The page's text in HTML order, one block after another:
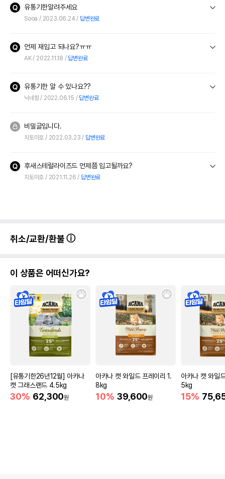
유통기한알려주세요
Sooa 2023.06.24 답변완료
언제 재입고 되나요?ㅠㅠ
AK 2022.11.18 답변완료
유통기한 알 수 있나요??
닉네힘 2022.06.15 답변완료
비밀글입니다.
치토미호 2022.03.23 답변완료
후새스테럴라이즈드 언제쯤 입고될까요?
치토미호 2021.11.26 답변완료
취소/교환/환불
이 상품은 어떠신가요?
[유통기한26년12월] 아카나
캣 그래스랜드 4.5kg
30% 62,300원
아카나 캣 와일드 프레이리 1.
8kg
10% 39,600원
아카나 캣 와일
5kg
15%